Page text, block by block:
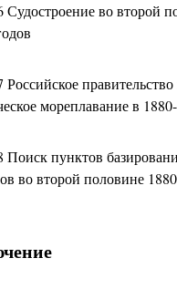
Судостроение во второй
Российское правительство
мореплавание в
Поиск пунктов
во второй половине